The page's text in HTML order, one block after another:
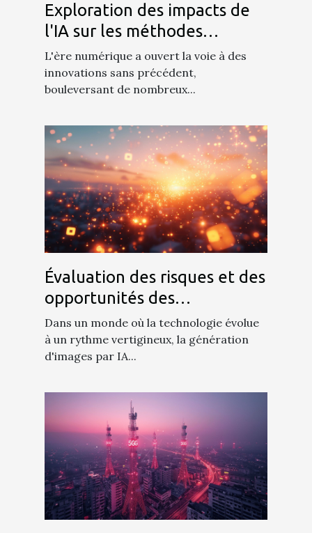
Exploration des impacts de
l'IA sur les méthodes
traditionnelles de création
visuelle
L'ère numérique a ouvert la voie à des
innovations sans précédent,
bouleversant de nombreux...
Évaluation des risques et des
opportunités des
technologies de génération
d'images par IA
Dans un monde où la technologie évolue
à un rythme vertigineux, la génération
d'images par IA...